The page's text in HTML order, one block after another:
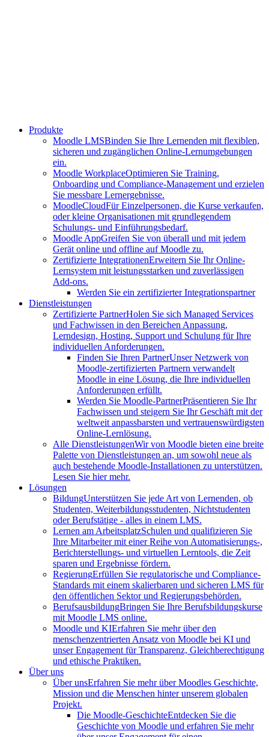
Produkte
Moodle LMSBinden Sie Ihre Lernenden mit flexiblen,
sicheren und zugänglichen Online-Lernumgebungen
ein.
Moodle WorkplaceOptimieren Sie Training,
Onboarding und Compliance-Management und erzielen
Sie messbare Lernergebnisse.
MoodleCloudFür Einzelpersonen, die Kurse verkaufen,
oder kleine Organisationen mit grundlegendem
Schulungs- und Einführungsbedarf.
Moodle AppGreifen Sie von überall und mit jedem
Gerät online und offline auf Moodle zu.
Zertifizierte IntegrationenErweitern Sie Ihr Online-
Lernsystem mit leistungsstarken und zuverlässigen
Add-ons.
Werden Sie ein zertifizierter Integrationspartner
Dienstleistungen
Zertifizierte PartnerHolen Sie sich Managed Services
und Fachwissen in den Bereichen Anpassung,
Lerndesign, Hosting, Support und Schulung für Ihre
individuellen Anforderungen.
Finden Sie Ihren PartnerUnser Netzwerk von
Moodle-zertifizierten Partnern verwandelt
Moodle in eine Lösung, die Ihre individuellen
Anforderungen erfüllt.
Werden Sie Moodle-PartnerPräsentieren Sie Ihr
Fachwissen und steigern Sie Ihr Geschäft mit der
weltweit anpassbarsten und vertrauenswürdigsten
Online-Lernlösung.
Alle DienstleistungenWir von Moodle bieten eine breite
Palette von Dienstleistungen an, um sowohl neue als
auch bestehende Moodle-Installationen zu unterstützen.
Lesen Sie hier mehr.
Lösungen
BildungUnterstützen Sie jede Art von Lernenden, ob
Studenten, Weiterbildungsstudenten, Nichtstudenten
oder Berufstätige - alles in einem LMS.
Lernen am ArbeitsplatzSchulen und qualifizieren Sie
Ihre Mitarbeiter mit einer Reihe von Automatisierungs-,
Berichterstellungs- und virtuellen Lerntools, die Zeit
sparen und Ergebnisse fördern.
RegierungErfüllen Sie regulatorische und Compliance-
Standards mit einem skalierbaren und sicheren LMS für
den öffentlichen Sektor und Regierungsbehörden.
BerufsausbildungBringen Sie Ihre Berufsbildungskurse
mit Moodle LMS online.
Moodle und KIErfahren Sie mehr über den
menschenzentrierten Ansatz von Moodle bei KI und
unser Engagement für Transparenz, Gleichberechtigung
und ethische Praktiken.
Über uns
Über unsErfahren Sie mehr über Moodles Geschichte,
Mission und die Menschen hinter unserem globalen
Projekt.
Die Moodle-GeschichteEntdecken Sie die
Geschichte von Moodle und erfahren Sie mehr